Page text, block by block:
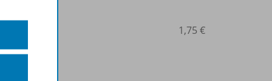
1,75 €